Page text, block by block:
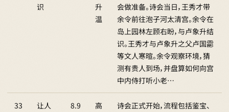
识
升
温
会做准备。诗会当日，王秀才带
余令前往泡子河太清宫。余令在
岛上园林左顾右盼，与卢象升结
识。王秀才与卢象升之父卢国霦
等文人寒暄。余令观察环境，猜
测有贵人到场，并盘算如何向宫
中内侍打听小老…
33
让人
8.9
高
诗会正式开始，流程包括鉴宝、